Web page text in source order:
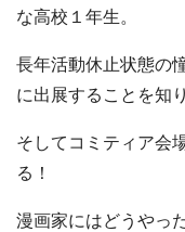
な高校１年生。
長年活動休止状態の
に出展することを知
そしてコミティア会
る！
漫画家にはどうやっ